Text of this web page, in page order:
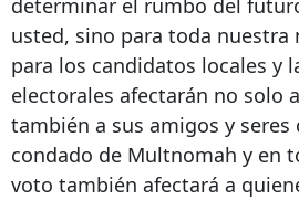
determinar el rumbo del
usted, sino para toda nuestra
para los candidatos locales y
electorales afectarán no solo
también a sus amigos y seres
condado de Multnomah y en
voto también afectará a